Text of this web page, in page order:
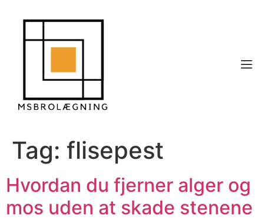
Tag: flisepest
Hvordan du fjerner alger og
mos uden at skade stenene